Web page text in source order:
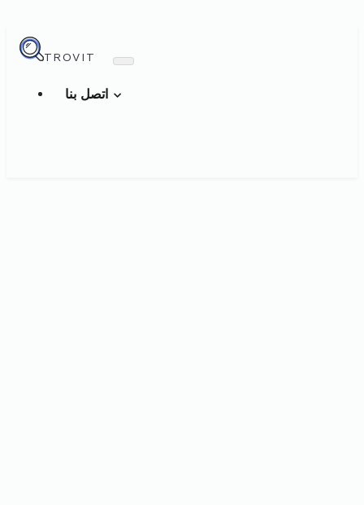
TROVIT